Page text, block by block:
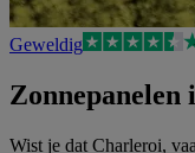
Geweldig
Wist je dat Charleroi,